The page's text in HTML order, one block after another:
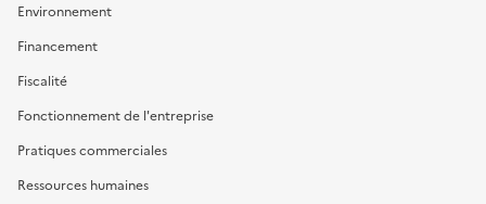
Environnement
Financement
Fiscalité
Fonctionnement de l'entreprise
Pratiques commerciales
Ressources humaines